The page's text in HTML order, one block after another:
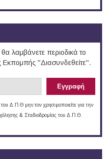
λαμβάνετε περιοδικά το
Εκπομπής "Διασυνδεθείτε".
Δ.Π.Θ μην τον χρησιμοποιείτε για την
& Σταδιοδρομίας του Δ.Π.Θ.